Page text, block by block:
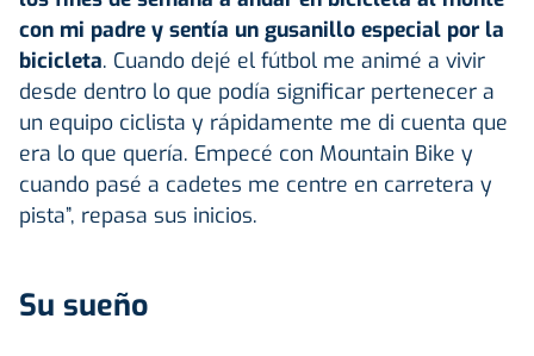
con mi padre y sentía un gusanillo especial por la
bicicleta. Cuando dejé el fútbol me animé a vivir
desde dentro lo que podía significar pertenecer a
un equipo ciclista y rápidamente me di cuenta que
era lo que quería. Empecé con Mountain Bike y
cuando pasé a cadetes me centre en carretera y
pista”, repasa sus inicios.
Su sueño